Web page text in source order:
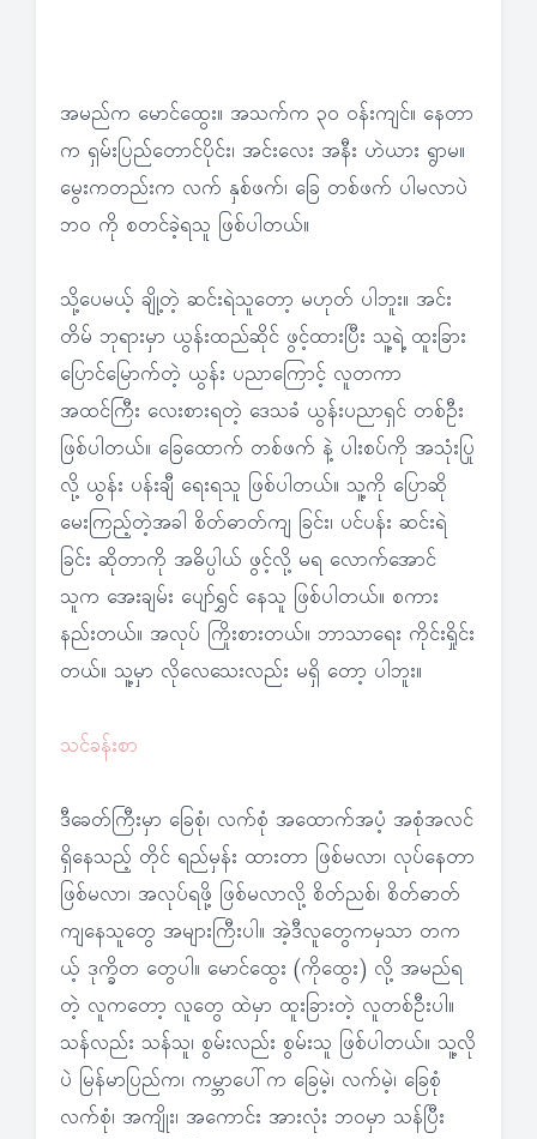
အမည်က မောင်ထွေး။ အသက်က ၃၀ ဝန်းကျင်။ နေတာ
က ရှမ်းပြည်တောင်ပိုင်း၊ အင်းလေး အနီး ဟဲယား ရွာမ။
မွေးကတည်းက လက် နှစ်ဖက်၊ ခြေ တစ်ဖက် ပါမလာပဲ
ဘဝ ကို စတင်ခဲ့ရသူ ဖြစ်ပါတယ်။
သို့ပေမယ့် ချို့တဲ့ ဆင်းရဲသူတော့ မဟုတ် ပါဘူး။ အင်း
တိမ် ဘုရားမှာ ယွန်းထည်ဆိုင် ဖွင့်ထားပြီး သူ့ရဲ့ ထူးခြား
ပြောင်မြောက်တဲ့ ယွန်း ပညာကြောင့် လူတကာ
အထင်ကြီး လေးစားရတဲ့ ဒေသခံ ယွန်းပညာရှင် တစ်ဦး
ဖြစ်ပါတယ်။ ခြေထောက် တစ်ဖက် နဲ့ ပါးစပ်ကို အသုံးပြု
လို့ ယွန်း ပန်းချီ ရေးရသူ ဖြစ်ပါတယ်။ သူ့ကို ပြောဆို
မေးကြည့်တဲ့အခါ စိတ်ဓာတ်ကျ ခြင်း၊ ပင်ပန်း ဆင်းရဲ
ခြင်း ဆိုတာကို အဓိပ္ပါယ် ဖွင့်လို့ မရ လောက်အောင်
သူက အေးချမ်း ပျော်ရွှင် နေသူ ဖြစ်ပါတယ်။ စကား
နည်းတယ်။ အလုပ် ကြိုးစားတယ်။ ဘာသာရေး ကိုင်းရှိုင်း
တယ်။ သူ့မှာ လိုလေသေးလည်း မရှိ တော့ ပါဘူး။
သင်ခန်းစာ
ဒီခေတ်ကြီးမှာ ခြေစုံ၊ လက်စုံ အထောက်အပံ့ အစုံအလင်
ရှိနေသည့် တိုင် ရည်မှန်း ထားတာ ဖြစ်မလာ၊ လုပ်နေတာ
ဖြစ်မလာ၊ အလုပ်ရဖို့ ဖြစ်မလာလို့ စိတ်ညစ်၊ စိတ်ဓာတ်
ကျနေသူတွေ အများကြီးပါ။ အဲ့ဒီလူတွေကမှသာ တက
ယ့် ဒုက္ခိတ တွေပါ။ မောင်ထွေး (ကိုထွေး) လို့ အမည်ရ
တဲ့ လူကတော့ လူတွေ ထဲမှာ ထူးခြားတဲ့ လူတစ်ဦးပါ။
သန်လည်း သန်သူ၊ စွမ်းလည်း စွမ်းသူ ဖြစ်ပါတယ်။ သူ့လို
ပဲ မြန်မာပြည်က၊ ကမ္ဘာပေါ်က ခြေမဲ့၊ လက်မဲ့၊ ခြေစုံ
လက်စုံ၊ အကျိုး၊ အကောင်း အားလုံး ဘဝမှာ သန်ပြီး